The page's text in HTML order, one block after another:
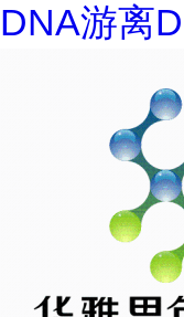
DNA游离